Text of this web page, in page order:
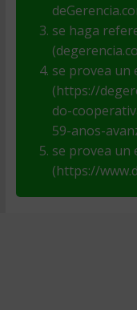
se haga
se provea un
(https://
do-
59-anos-
se provea un
(https://